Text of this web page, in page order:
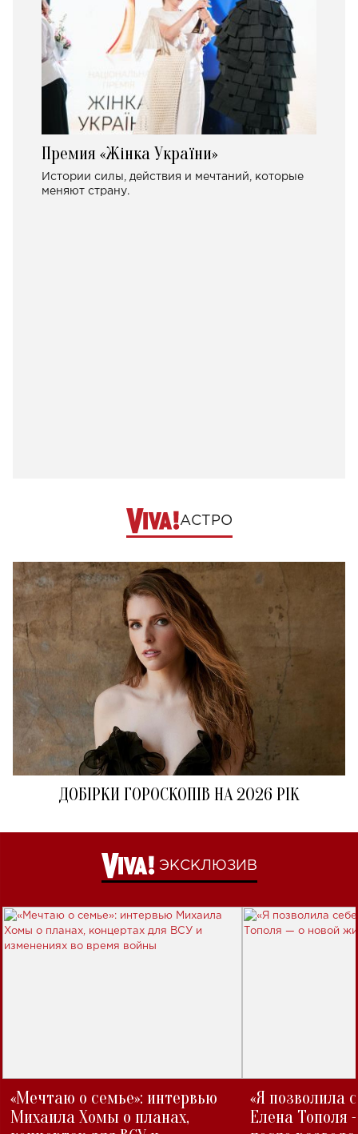
Премия «Жінка України»
Истории силы, действия и мечтаний, которые
меняют страну.
АСТРО
ДОБІРКИ ГОРОСКОПІВ НА 2026 РІК
ЭКСКЛЮЗИВ
«Мечтаю о семье»: интервью
Михаила Хомы о планах,
«Я позволила
Елена Тополя